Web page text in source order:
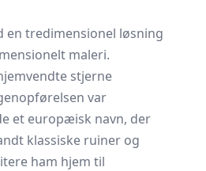
en tredimensionel løsning
maleri.
stjerne
var
et europæisk navn, der
klassiske ruiner og
ham hjem til